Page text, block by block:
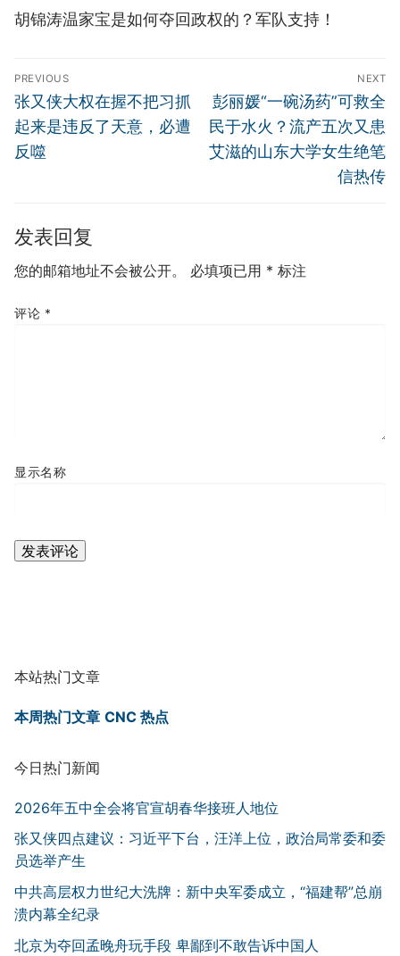
胡锦涛温家宝是如何夺回政权的？军队支持！
文
章
导
航
PREVIOUS
Previous
post:
张又侠大权在握不把习抓
起来是违反了天意，必遭
反噬
NEXT
Next
post:
彭丽媛“一碗汤药”可救全
民于水火？流产五次又患
艾滋的山东大学女生绝笔
信热传
发表回复
您的邮箱地址不会被公开。 必填项已用 * 标注
评论 *
显示名称
本站热门文章
本周热门文章 CNC 热点
今日热门新闻
2026年五中全会将官宣胡春华接班人地位
张又侠四点建议：习近平下台，汪洋上位，政治局常委和委
员选举产生
中共高层权力世纪大洗牌：新中央军委成立，“福建帮”总崩
溃内幕全纪录
北京为夺回孟晚舟玩手段 卑鄙到不敢告诉中国人